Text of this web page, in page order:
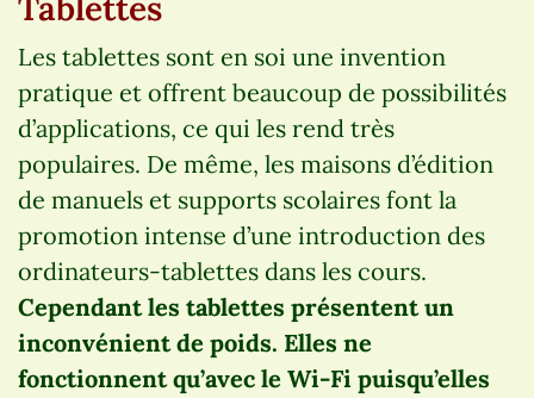
Tablettes
Les tablettes sont en soi une invention
pratique et offrent beaucoup de possibilités
d’applications, ce qui les rend très
populaires. De même, les maisons d’édition
de manuels et supports scolaires font la
promotion intense d’une introduction des
ordinateurs-tablettes dans les cours.
Cependant les tablettes présentent un
inconvénient de poids. Elles ne
fonctionnent qu’avec le Wi-Fi puisqu’elles